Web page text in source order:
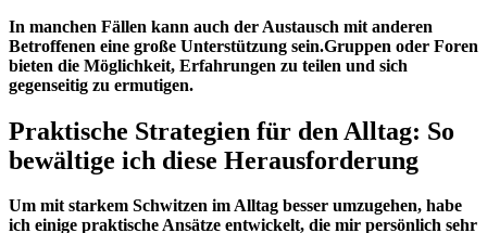
In manchen Fällen kann auch⁢ der Austausch mit anderen
Betroffenen eine ⁤große ⁤Unterstützung sein.Gruppen oder Foren
bieten die Möglichkeit, Erfahrungen ‍zu teilen und sich
gegenseitig zu ermutigen.
Praktische Strategien für den Alltag: ⁣So‌
bewältige ich diese ⁢Herausforderung
Um mit ‍starkem Schwitzen im Alltag⁢ besser umzugehen, habe
ich ​einige praktische Ansätze‍ entwickelt, die⁢ mir persönlich sehr